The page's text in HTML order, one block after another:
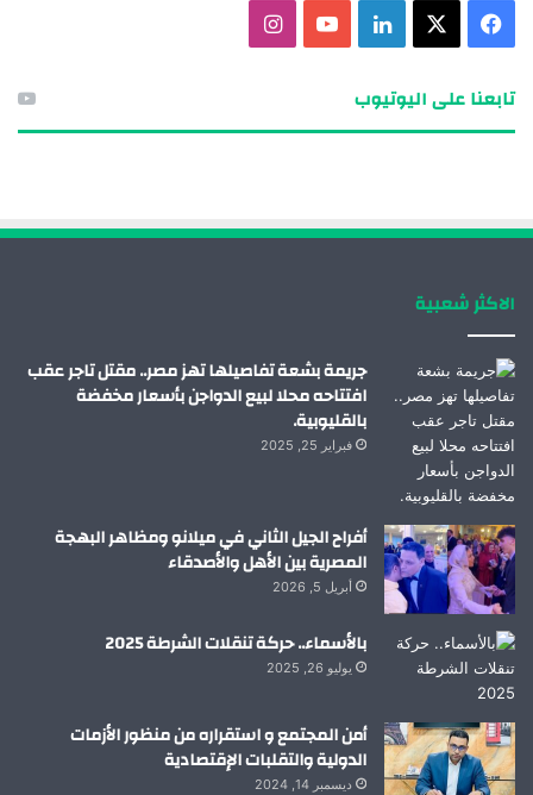
تابعنا على اليوتيوب
الاكثر شعبية
جريمة بشعة تفاصيلها تهز مصر.. مقتل تاجر عقب
افتتاحه محلا لبيع الدواجن بأسعار مخفضة
بالقليوبية.
فبراير 25, 2025
أفراح الجيل الثاني في ميلانو ومظاهر البهجة
المصرية بين الأهل والأصدقاء
أبريل 5, 2026
بالأسماء.. حركة تنقلات الشرطة 2025
يوليو 26, 2025
أمن المجتمع و استقراره من منظور الأزمات
الدولية والتقلبات الإقتصادية
ديسمبر 14, 2024